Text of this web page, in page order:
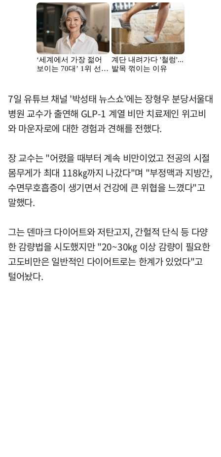
7일 유튜브 채널 '박성태 뉴스쇼'에는 장형우 분당서울대
병원 교수가 출연해 GLP-1 계열 비만 치료제인 위고비
와 마운자로에 대한 경험과 견해를 전했다.
장 교수는 "어렸을 때부터 계속 비만이었고 전공의 시절
몸무게가 최대 118㎏까지 나갔다"며 "부정맥과 지방간,
수면무호흡증이 생기면서 건강에 큰 위협을 느꼈다"고
말했다.
그는 덴마크 다이어트와 저탄고지, 간헐적 단식 등 다양
한 감량법을 시도했지만 "20~30㎏ 이상 감량이 필요한
고도비만은 일반적인 다이어트로는 한계가 있었다"고
털어놨다.